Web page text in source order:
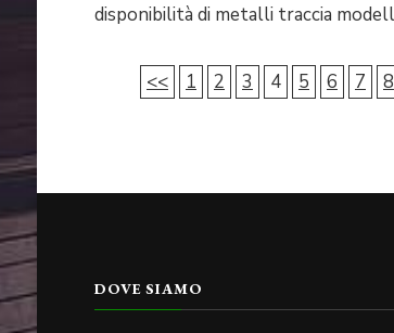
disponibilità di metalli traccia
<< 1 2 3 4 5 6 7 8
DOVE SIAMO